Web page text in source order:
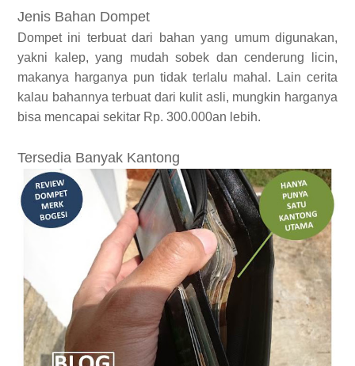
Jenis Bahan Dompet
Dompet ini terbuat dari bahan yang umum digunakan,
yakni kalep, yang mudah sobek dan cenderung licin,
makanya harganya pun tidak terlalu mahal. Lain cerita
kalau bahannya terbuat dari kulit asli, mungkin harganya
bisa mencapai sekitar Rp. 300.000an lebih.
Tersedia Banyak Kantong